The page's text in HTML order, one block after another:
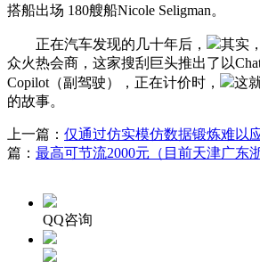
搭船出场 180艘船Nicole Seligman。
正在汽车发现的几十年后， 其实，
众火热会商，这家搜刮巨头推出了以
Copilot（副驾驶），正在计价时，
这
的故事。
上一篇： 仅通过仿实模仿数据锻炼难以
篇： 最高可节流2000元（目前天津广东
QQ咨询